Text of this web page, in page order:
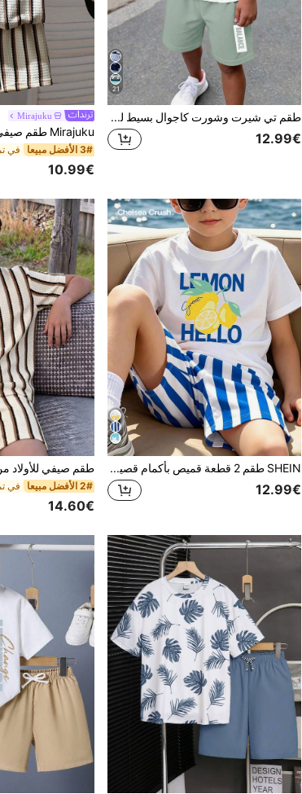
21
طقم تي شيرت وشورت كاجوال بسيط للأولاد المراهقين بأكمام قصيرة وياقة دائرية، مناسب للصيف، بطبعة نمط مربعات مقسمة كلاسيكية باردة، وطبعة نص شعار صغير أنيق وبارد
12.99€
Mirajuku
3# الأفضل مبيعا
10.99€
SHEIN طقم 2 قطعة قميص بأكمام قصيرة بطبعة جوز الهند وشورت بلون موحد للأولاد المراهقين، مناسب للاستخدام اليومي العادي والعطلات والرياضة والسفر، مثالي للصيف
12.99€ 2# الأفضل مبيعا
14.60€